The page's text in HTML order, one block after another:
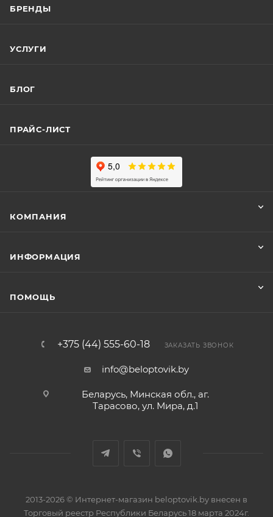
БРЕНДЫ
УСЛУГИ
БЛОГ
ПРАЙС-ЛИСТ
КОМПАНИЯ
ИНФОРМАЦИЯ
ПОМОЩЬ
+375 (44) 555-60-18 ЗАКАЗАТЬ ЗВОНОК
info@beloptovik.by
Беларусь, Минская обл., аг.
Тарасово, ул. Мира, д.1
2013-2026 © Интернет-магазин beloptovik.by внесен в
Торговый реестр Республики Беларусь 18 марта 2024г.